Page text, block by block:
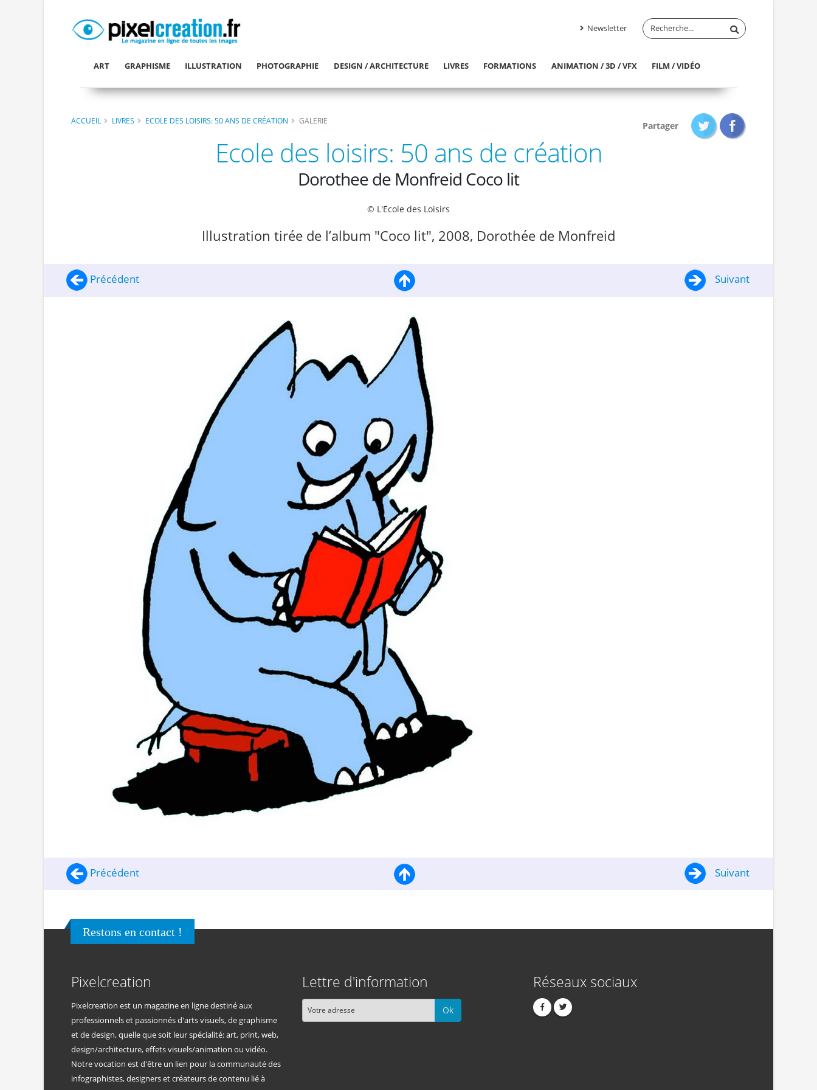
Newsletter
ART GRAPHISME ILLUSTRATION PHOTOGRAPHIE DESIGN / ARCHITECTURE LIVRES FORMATIONS ANIMATION / 3D / VFX FILM / VIDÉO
ACCUEIL LIVRES ECOLE DES LOISIRS: 50 ANS DE CRÉATION GALERIE Partager
Ecole des loisirs: 50 ans de création
Dorothee de Monfreid Coco lit
© L'Ecole des Loisirs
Illustration tirée de l’album "Coco lit", 2008, Dorothée de Monfreid
Précédent Suivant
Précédent Suivant
Restons en contact !
Pixelcreation
Pixelcreation est un magazine en ligne destiné aux
professionnels et passionnés d'arts visuels, de graphisme
et de design, quelle que soit leur spécialité: art, print, web,
design/architecture, effets visuels/animation ou vidéo.
Notre vocation est d'être un lien pour la communauté des
infographistes, designers et créateurs de contenu lié à
Lettre d'information
Ok
Réseaux sociaux